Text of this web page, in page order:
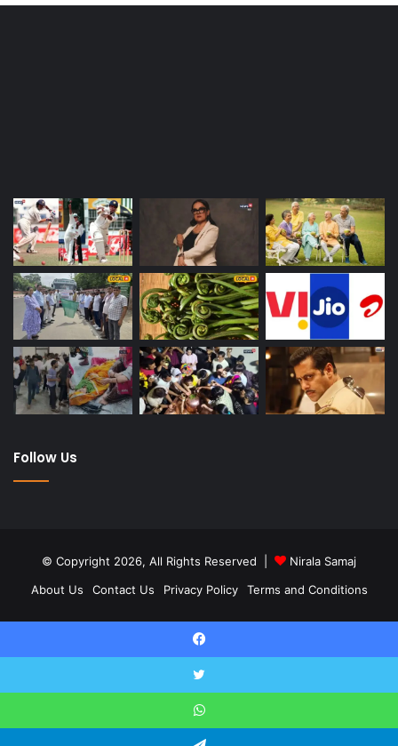
Follow Us
© Copyright 2026, All Rights Reserved |
Nirala Samaj
About Us
Contact Us Privacy Policy Terms and Conditions
Twitter
Facebook
Twitter
WhatsApp